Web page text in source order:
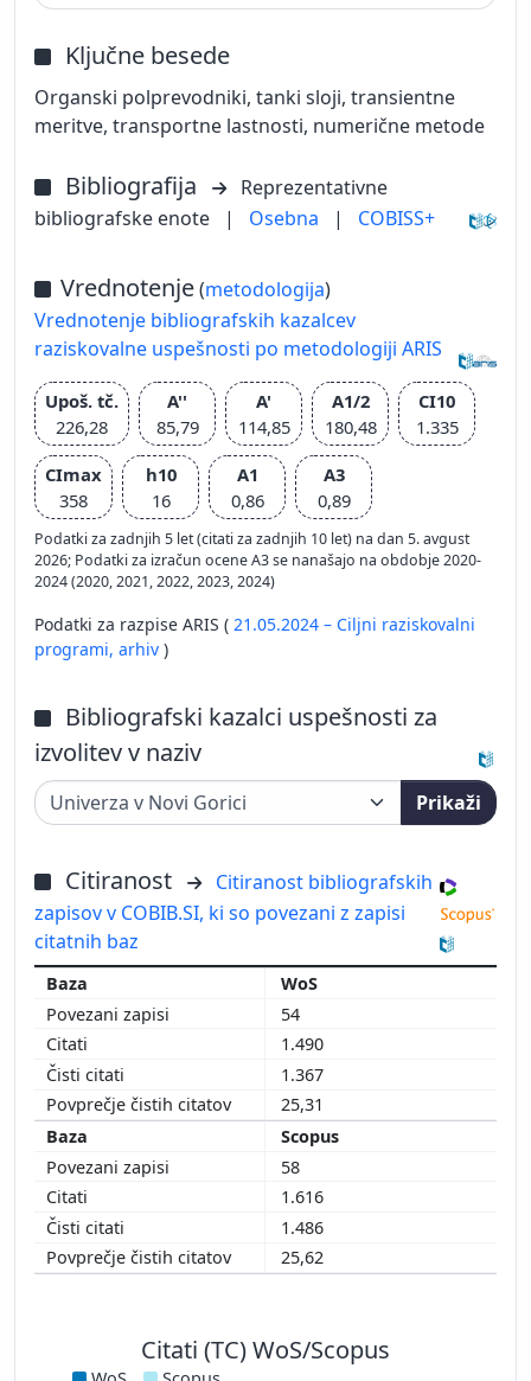
Ključne besede
Organski polprevodniki, tanki sloji, transientne
meritve, transportne lastnosti, numerične metode
Bibliografija
Reprezentativne
bibliografske enote
| Osebna | COBISS+
Vrednotenje(metodologija)
Vrednotenje bibliografskih kazalcev
raziskovalne uspešnosti po metodologiji ARIS
Upoš. tč.
226,28
A''
85,79
A'
114,85
A1/2
180,48
CI10
1.335
CImax
358
h10
16
A1
0,86
A3
0,89
Podatki za zadnjih 5 let (citati za zadnjih 10 let) na dan 5. avgust
2026; Podatki za izračun ocene A3 se nanašajo na obdobje 2020-
2024 (2020, 2021, 2022, 2023, 2024)
Podatki za razpise ARIS ( 21.05.2024 – Ciljni raziskovalni
programi, arhiv )
Bibliografski kazalci uspešnosti za
izvolitev v naziv
Prikaži
Citiranost
Citiranost bibliografskih
zapisov v COBIB.SI, ki so povezani z zapisi
citatnih baz
WoS
54
1.490
1.367
25,31
Scopus
58
1.616
1.486
25,62
Citati (TC) WoS/Scopus